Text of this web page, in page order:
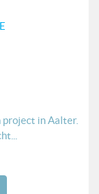
project in Aalter.